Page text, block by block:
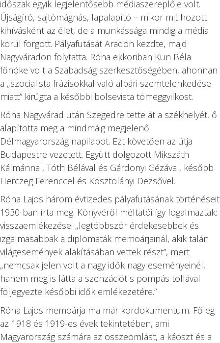
az
összeomlásban,
1918-
1919
mennyiség
időszak egyik legjelentősebb médiaszereplője volt.
Újságíró, sajtómágnás, lapalapító – mikor mit hozott
kihívásként az élet, de a munkássága mindig a média
körül forgott. Pályafutását Aradon kezdte, majd
Nagyváradon folytatta. Róna ekkoriban Kun Béla
főnöke volt a Szabadság szerkesztőségében, ahonnan
a „szocialista frázisokkal való alpári szemtelenkedése
miatt” kirúgta a későbbi bolsevista tömeggyilkost.
Róna Nagyvárad után Szegedre tette át a székhelyét, ő
alapította meg a mindmáig megjelenő
Délmagyarország napilapot. Ezt követően az útja
Budapestre vezetett. Együtt dolgozott Mikszáth
Kálmánnal, Tóth Bélával és Gárdonyi Gézával, később
Herczeg Ferenccel és Kosztolányi Dezsővel.
Róna Lajos három évtizedes pályafutásának történéseit
1930-ban írta meg. Könyvéről méltatói így fogalmaztak:
visszaemlékezései „legtöbbször érdekesebbek és
izgalmasabbak a diplomaták memoárjainál, akik talán
világesemények alakításában vettek részt”, mert
„nemcsak jelen volt a nagy idők nagy eseményeinél,
hanem meg is látta a szenzációt s pompás tollával
följegyezte későbbi idők emlékezetére.”
Róna Lajos memoárja ma már kordokumentum. Főleg
az 1918 és 1919-es évek tekintetében, ami
Magyarország számára az összeomlást, a káoszt és a